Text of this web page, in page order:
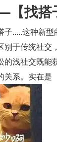
找搭
.....这种新型
别于传统社交
的浅社交既能
关系。实在是